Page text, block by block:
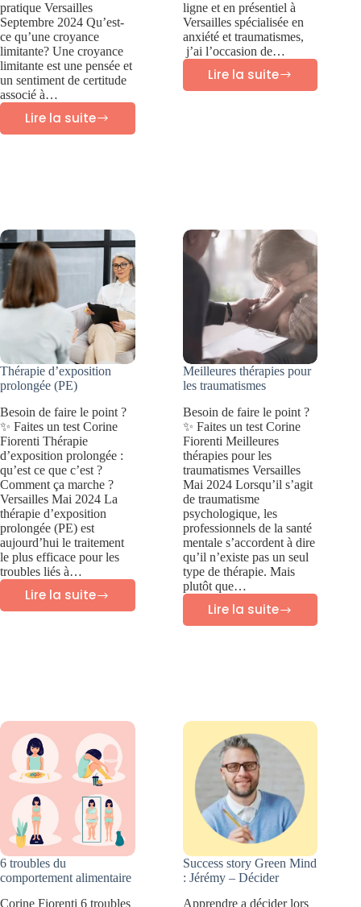
pratique Versailles
Septembre 2024 Qu’est-
ce qu’une croyance
limitante? Une croyance
limitante est une pensée et
un sentiment de certitude
associé à…
Lire la suite
et
retrouver
confiance
en
soi
?
ligne et en présentiel à
Versailles spécialisée en
anxiété et traumatismes,
j’ai l’occasion de…
Lire la suite
Génération
problèmes
les
plus
fréquents
Thérapie d’exposition
prolongée (PE)
Besoin de faire le point ?
✨ Faites un test Corine
Fiorenti Thérapie
d’exposition prolongée :
qu’est ce que c’est ?
Comment ça marche ?
Versailles Mai 2024 La
thérapie d’exposition
prolongée (PE) est
aujourd’hui le traitement
le plus efficace pour les
troubles liés à…
Lire la suite
Meilleures thérapies pour
les traumatismes
Besoin de faire le point ?
✨ Faites un test Corine
Fiorenti Meilleures
thérapies pour les
traumatismes Versailles
Mai 2024 Lorsqu’il s’agit
de traumatisme
psychologique, les
professionnels de la santé
mentale s’accordent à dire
qu’il n’existe pas un seul
type de thérapie. Mais
plutôt que…
Lire la suite
traumatismes
6 troubles du
comportement alimentaire
Corine Fiorenti 6 troubles
Success story Green Mind
: Jérémy – Décider
Apprendre a décider lors